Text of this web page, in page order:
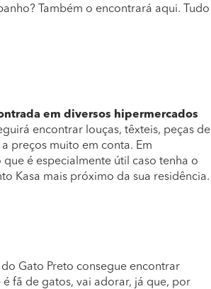
Também o encontrará aqui. Tudo
em diversos hipermercados
encontrar louças, têxteis, peças de
preços muito em conta. Em
é especialmente útil caso tenha o
Kasa mais próximo da sua residência.
Gato Preto consegue encontrar
é fã de gatos, vai adorar, já que, por